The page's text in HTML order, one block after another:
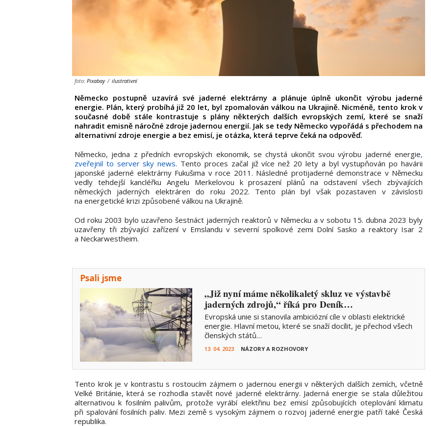
foto: Pixabay / ilustrativní
Německo postupně uzavírá své jaderné elektrárny a plánuje úplně ukončit výrobu jaderné
energie. Plán, který probíhá již 20 let, byl zpomalován válkou na Ukrajině. Nicméně, tento krok v
současné době stále kontrastuje s plány některých dalších evropských zemí, které se snaží
nahradit emisně náročné zdroje jadernou energií. Jak se tedy Německo vypořádá s přechodem na
alternativní zdroje energie a bez emisí, je otázka, která teprve čeká na odpověď.
Německo, jedna z předních evropských ekonomik, se chystá ukončit svou výrobu jaderné energie,
zveřejnil to server sky news. Tento proces začal již více než 20 lety a byl vystupňován po havárii
japonské jaderné elektrárny Fukušima v roce 2011. Následné protijaderné demonstrace v Německu
vedly tehdejší kancléřku Angelu Merkelovou k prosazení plánů na odstavení všech zbývajících
německých jaderných elektráren do roku 2022. Tento plán byl však pozastaven v závislosti
na energetické krizi způsobené válkou na Ukrajině.
Od roku 2003 bylo uzavřeno šestnáct jaderných reaktorů v Německu a v sobotu 15. dubna 2023 byly
uzavřeny tři zbývající zařízení v Emslandu v severní spolkové zemi Dolní Sasko a reaktory Isar 2
a Neckarwestheim.
Psali jsme
„Již nyní máme několikaletý skluz ve výstavbě
jaderných zdrojů,“ říká pro Deník…
Evropská unie si stanovila ambiciózní cíle v oblasti elektrické
energie. Hlavní metou, které se snaží docílit, je přechod všech
členských států…
13. 04. 2023 NÁZORY A ROZHOVORY
Tento krok je v kontrastu s rostoucím zájmem o jadernou energii v některých dalších zemích, včetně
Velké Británie, která se rozhodla stavět nové jaderné elektrárny. Jaderná energie se stala důležitou
alternativou k fosilním palivům, protože vyrábí elektřinu bez emisí způsobujících oteplování klimatu
při spalování fosilních paliv. Mezi země s vysokým zájmem o rozvoj jaderné energie patří také Česká
republika.